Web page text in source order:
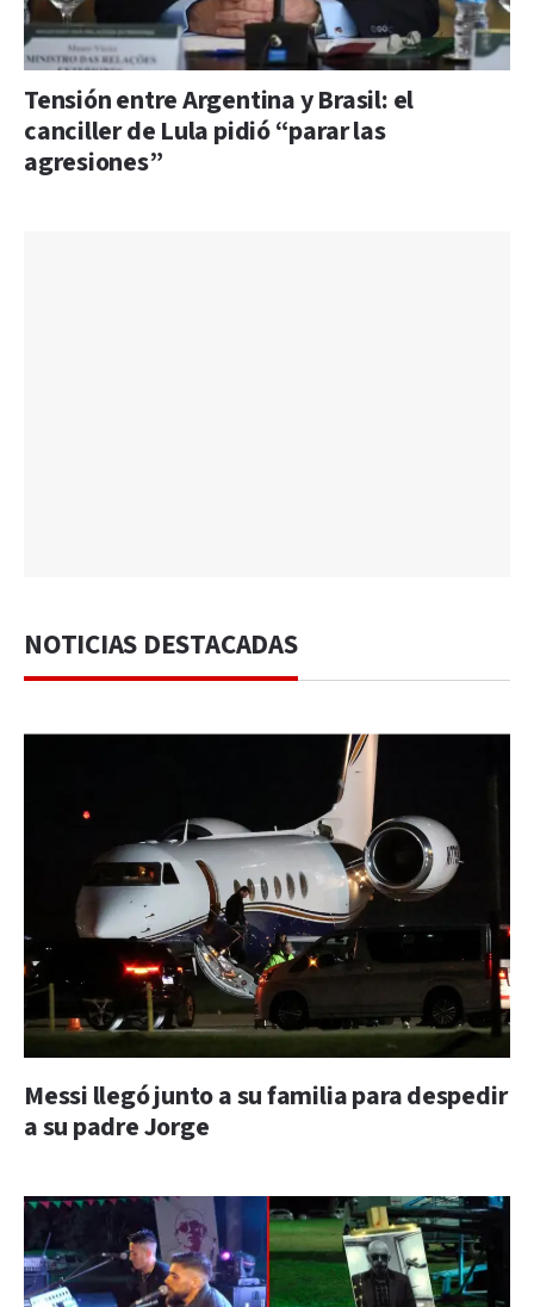
Tensión entre Argentina y Brasil: el
canciller de Lula pidió “parar las
agresiones”
NOTICIAS DESTACADAS
Messi llegó junto a su familia para despedir
a su padre Jorge